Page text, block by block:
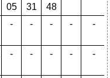
05
31
48
- - - - -
- - - - -